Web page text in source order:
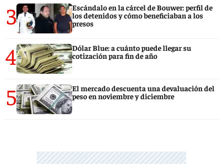
3
Escándalo en la cárcel de Bouwer: perfil de
los detenidos y cómo beneficiaban a los
presos
4
Dólar Blue: a cuánto puede llegar su
cotización para fin de año
5
El mercado descuenta una devaluación del
peso en noviembre y diciembre